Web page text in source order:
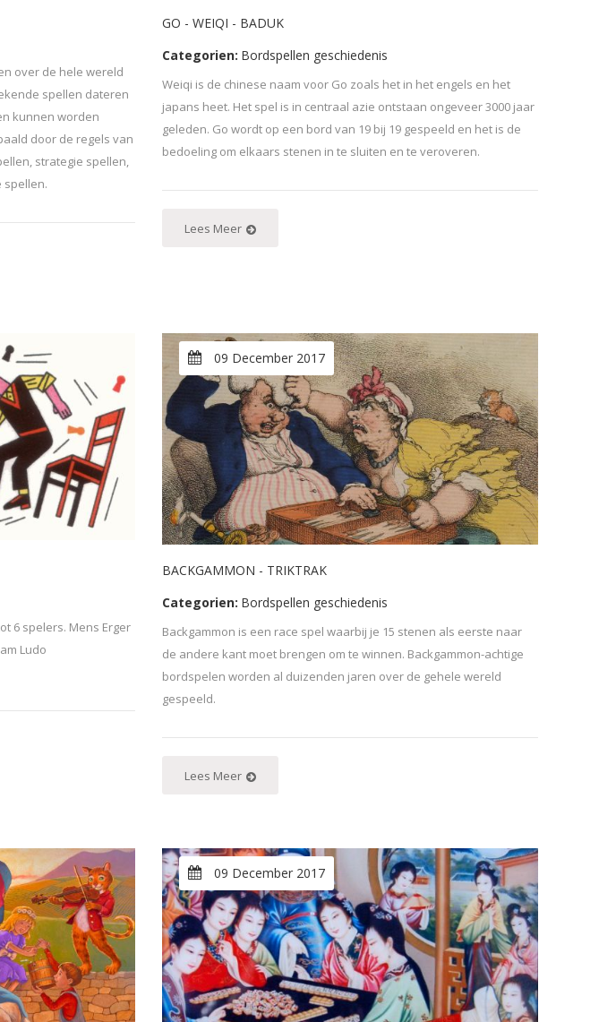
over de hele wereld
spellen dateren
kunnen worden
door de regels van
strategie spellen,
spellen.
GO - WEIQI - BADUK
Categorien: Bordspellen geschiedenis
Weiqi is de chinese naam voor Go zoals het in het engels en het
japans heet. Het spel is in centraal azie ontstaan ongeveer 3000 jaar
geleden. Go wordt op een bord van 19 bij 19 gespeeld en het is de
bedoeling om elkaars stenen in te sluiten en te veroveren.
Lees Meer
6 spelers. Mens Erger
Ludo
09 December 2017
BACKGAMMON - TRIKTRAK
Categorien: Bordspellen geschiedenis
Backgammon is een race spel waarbij je 15 stenen als eerste naar
de andere kant moet brengen om te winnen. Backgammon-achtige
bordspelen worden al duizenden jaren over de gehele wereld
gespeeld.
Lees Meer
09 December 2017